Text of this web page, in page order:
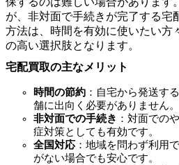
が、非対面で手続きが完了する宅
方法は、時間を有効に使いたい方
の高い選択肢となります。
宅配買取の主なメリット
時間の節約 ：自宅から発送す
舗に出向く必要がありません。
非対面での手続き ：対面での
症対策としても有効です。
全国対応：地域を問わず利用
がない場合でも安心です。